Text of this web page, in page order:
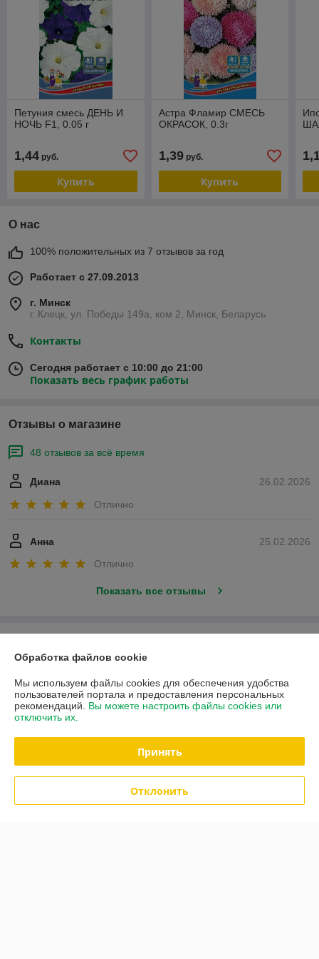
Петуния смесь ДЕНЬ И
НОЧЬ F1, 0.05 г
1,44 руб.
Купить
Астра Фламир СМЕСЬ
ОКРАСОК, 0.3г
1,39руб.
Купить
О нас
100% положительных из 7 отзывов за год
Работает с 27.09.2013
г. Минск
г. Клецк, ул. Победы 149а, ком 2, Минск, Беларусь
Контакты
Сегодня работает с 10:00 до 21:00
Показать весь график работы
Отзывы о магазине
48 отзывов за всё время
26.02.2026
Диана
Отлично
25.02.2026
Анна
Отлично
Показать все отзывы
Доставка и оплата
График работы
Политика обработки cookies
Обработка файлов cookie
Мы используем файлы cookies для обеспечения удобства
пользователей портала и предоставления персональных
рекомендаций. Вы можете настроить файлы cookies или
отключить их.
Принять
Отклонить